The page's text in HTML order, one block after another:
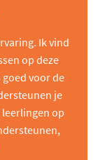
Ik vind
op deze
voor de
je
op